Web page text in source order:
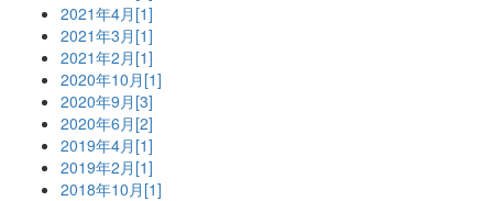
2021年4月[1]
2021年3月[1]
2021年2月[1]
2020年10月[1]
2020年9月[3]
2020年6月[2]
2019年4月[1]
2019年2月[1]
2018年10月[1]